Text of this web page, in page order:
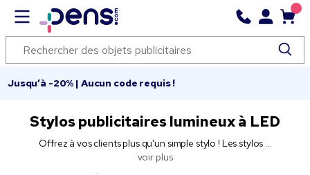
Jusqu’à -20% | Aucun code requis !
Stylos publicitaires lumineux à LED
Offrez à vos clients plus qu'un simple stylo ! Les stylos ...
voir plus